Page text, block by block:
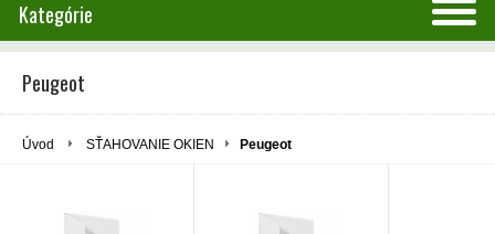
Kategórie
Peugeot
Úvod SŤAHOVANIE OKIEN Peugeot